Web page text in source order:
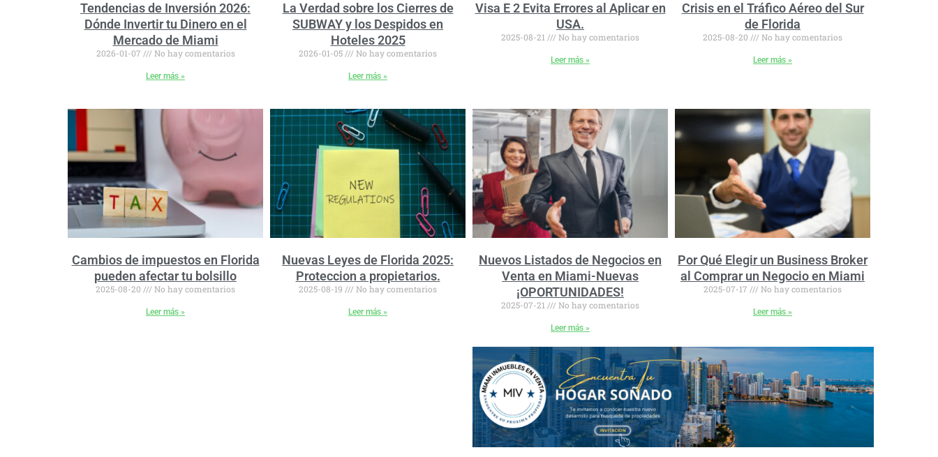
Tendencias de Inversión 2026:
Dónde Invertir tu Dinero en el
Mercado de Miami
2026-01-07 No hay comentarios
Leer más »
La Verdad sobre los Cierres de
SUBWAY y los Despidos en
Hoteles 2025
2026-01-05 No hay comentarios
Leer más »
Visa E 2 Evita Errores al Aplicar en
USA.
2025-08-21 No hay comentarios
Leer más »
Crisis en el Tráfico Aéreo del Sur
de Florida
2025-08-20 No hay comentarios
Leer más »
Cambios de impuestos en Florida
pueden afectar tu bolsillo
2025-08-20 No hay comentarios
Leer más »
Nuevas Leyes de Florida 2025:
Proteccion a propietarios.
2025-08-19 No hay comentarios
Leer más »
Nuevos Listados de Negocios en
Venta en Miami-Nuevas
¡OPORTUNIDADES!
2025-07-21 No hay comentarios
Leer más »
Por Qué Elegir un Business Broker
al Comprar un Negocio en Miami
2025-07-17 No hay comentarios
Leer más »